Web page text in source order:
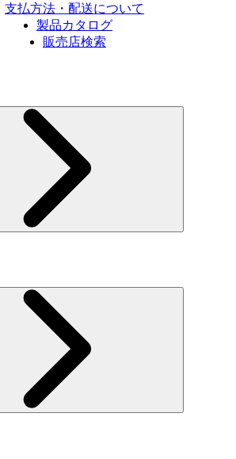
支払方法・配送について
製品カタログ
販売店検索
ナビリティの取り組み（日本）
ビリティの取り組み（米国/英語）
ヒストリー
採用情報